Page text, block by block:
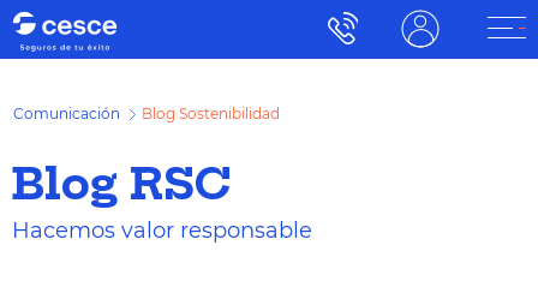
Comunicación Blog Sostenibilidad
Blog RSC
Hacemos valor responsable